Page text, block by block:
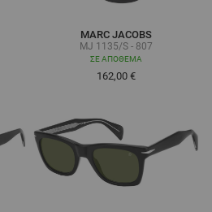
MARC JACOBS
MJ 1135/S - 807
ΣΕ ΑΠΌΘΕΜΑ
162,00 €